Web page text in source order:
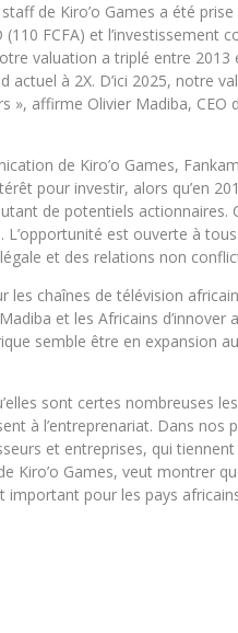
de Kiro’o Games a été
(110 FCFA) et
valuation a triplé entre
actuel à 2X. D’ici 2025, notre
affirme Olivier Madiba, CEO
de Kiro’o Games,
pour investir, alors qu’en
de potentiels actionnaires.
L’opportunité est ouverte à
et des relations non
les chaînes de télévision
et les Africains
semble être en expansion
sont certes nombreuses
à l’entreprenariat. Dans
et entreprises, qui
Kiro’o Games, veut montrer
important pour les pays